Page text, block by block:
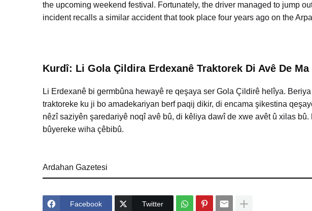
the upcoming weekend festival. Fortunately, the driver managed to jump
incident recalls a similar accident that took place four years ago on the
Kurdî: Li Gola Çildira Erdexanê Traktorek Di Avê De Ma
Li Erdexanê bi germbûna hewayê re qeşaya ser Gola Çildirê helîya.
traktoreke ku ji bo amadekariyan berf paqij dikir, di encama şikestina
nêzî saziyên şaredariyê noqî avê bû, di kêliya dawî de xwe avêt û xilas
bûyereke wiha çêbibû.
Ardahan Gazetesi
Facebook Twitter